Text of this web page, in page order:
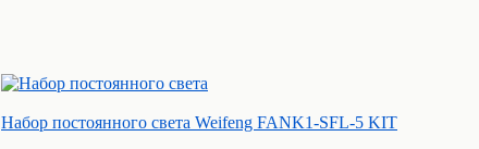
Набор постоянного света Weifeng FANK1-SFL-5 KIT